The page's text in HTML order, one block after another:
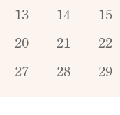
13 14 15
20 21 22
27 28 29